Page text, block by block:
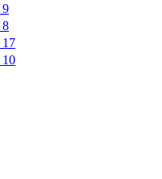
9
8
17
10